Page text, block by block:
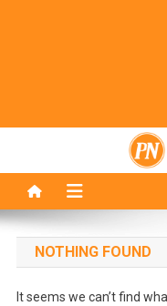
NOTHING FOUND
It seems we can’t find